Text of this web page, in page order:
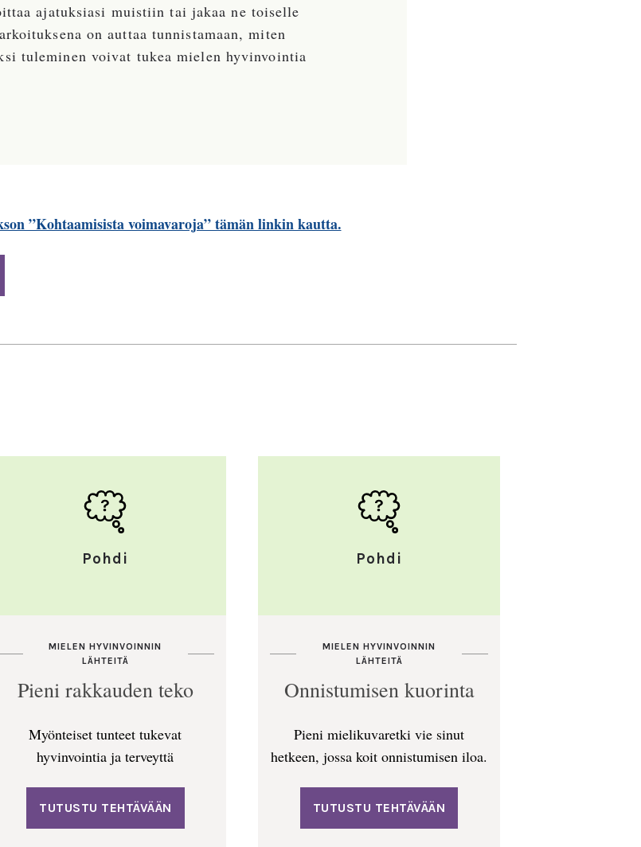
ajatuksiasi muistiin tai jakaa ne toiselle
on auttaa tunnistamaan, miten
tuleminen voivat tukea mielen hyvinvointia
”Kohtaamisista voimavaroja” tämän linkin kautta.
Pohdi
MIELEN HYVINVOINNIN
LÄHTEITÄ
Pieni rakkauden teko
Myönteiset tunteet tukevat
hyvinvointia ja terveyttä
TUTUSTU TEHTÄVÄÄN
Pohdi
MIELEN HYVINVOINNIN
LÄHTEITÄ
Onnistumisen kuorinta
Pieni mielikuvaretki vie sinut
hetkeen, jossa koit onnistumisen iloa.
TUTUSTU TEHTÄVÄÄN